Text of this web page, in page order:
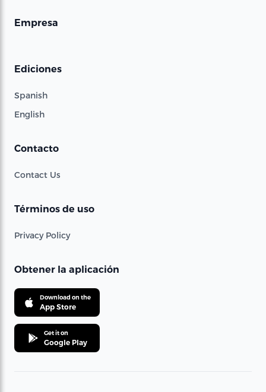
Empresa
Ediciones
Spanish
English
Contacto
Contact Us
Términos de uso
Privacy Policy
Obtener la aplicación
Download on the
App Store
Get it on
Google Play